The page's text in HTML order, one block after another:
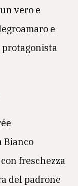
vero e
e
Bianco
freschezza
del padrone